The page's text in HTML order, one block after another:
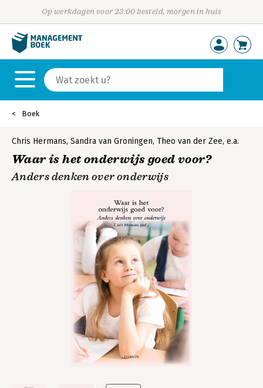
Op werkdagen voor 23:00 besteld, morgen in huis
Boek
Chris Hermans, Sandra van Groningen, Theo van der Zee, e.a.
Waar is het onderwijs goed voor?
Anders denken over onderwijs